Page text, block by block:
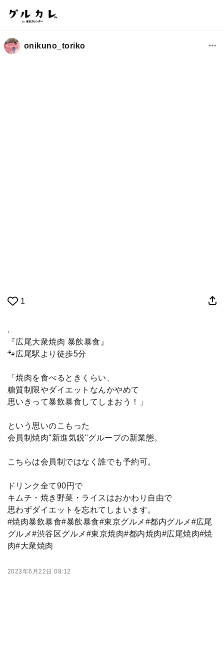
onikuno_toriko
1
.
『広尾大衆焼肉 暴飲暴食』
🐾広尾駅より徒歩5分
「焼肉を食べるときくらい、
糖質制限やダイエットなんかやめて
思いきって暴飲暴食してしまおう！」
という思いのこもった
会員制焼肉"新進気鋭"グループの新業態。
こちらは会員制ではなく誰でも予約可。
ドリンク全て90円で
キムチ・焼き野菜・ライスはおかわり自由で
思わずダイエットを忘れてしまいます。
#焼肉暴飲暴食#暴飲暴食#東京グルメ#都内グルメ#広尾
グルメ#渋谷区グルメ#東京焼肉#都内焼肉#広尾焼肉#焼
肉#大衆焼肉
2023年6月22日 08:12